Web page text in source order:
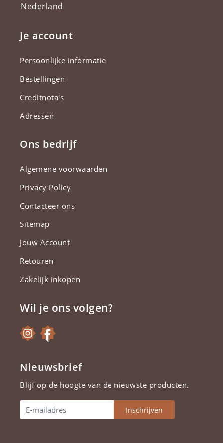
Nederland
Je account
Persoonlijke informatie
Bestellingen
Creditnota's
Adressen
Ons bedrijf
Algemene voorwaarden
Privacy Policy
Contacteer ons
Sitemap
Jouw Account
Retouren
Zakelijk inkopen
Wil je ons volgen?
Nieuwsbrief
Blijf op de hoogte van de nieuwste producten.
Inschrijven